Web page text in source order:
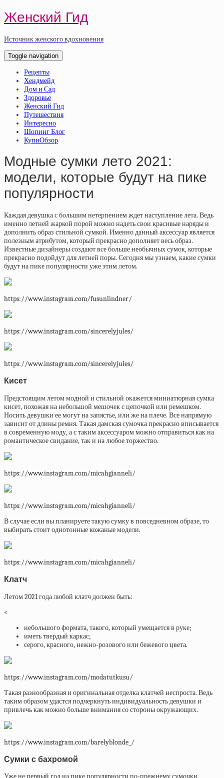
Женский Гид
Источник женского вдохновения
Toggle navigation
Рецепты
Хендмейд
Дом и Сад
Здоровье
Женский Гид
Путешествия
Интересно
Шопинг Блог
КупиОбзор
Модные сумки лето 2021:
модели, которые будут на пике
популярности
Каждая девушка с большим нетерпением ждет наступление лета. Ведь
именно летней жаркой порой можно надеть свои красивые наряды и
дополнить образ стильной сумкой. Именно данный аксессуар является
полезным атрибутом, который прекрасно дополняет весь образ.
Известные дизайнеры создают все больше необычных сумок, которые
прекрасно подойдут для летней поры. Сегодня мы узнаем, какие сумки
будут на пике популярности уже этим летом.
https://www.instagram.com/fusunlindner/
https://www.instagram.com/sincerelyjules/
https://www.instagram.com/sincerelyjules/
Кисет
Предстоящим летом модной и стильной окажется миниатюрная сумка
кисет, похожая на небольшой мешочек с цепочкой или ремешком.
Носить девушки ее могут на запястье, или же на плече. Все напрямую
зависит от длины ремня. Такая дамская сумочка прекрасно вписывается
в современную моду, а с таким аксессуаром можно отправиться как на
романтическое свидание, так и на любое торжество.
https://www.instagram.com/micahgianneli/
https://www.instagram.com/micahgianneli/
В случае если вы планируете такую сумку в повседневном образе, то
выбирать стоит однотонные кожаные модели.
https://www.instagram.com/micahgianneli/
Клатч
Летом 2021 года любой клатч должен быть:
<
небольшого формата, такого, который умещается в руке;
иметь твердый каркас;
серого, красного, нежно-розового или бежевого цвета.
https://www.instagram.com/modatutkusu/
Такая разнообразная и оригинальная отделка клатчей неспроста. Ведь
таким образом удастся подчеркнуть индивидуальность девушки и
привлечь как можно больше внимания со стороны окружающих.
https://www.instagram.com/barelyblonde_/
Сумки с бахромой